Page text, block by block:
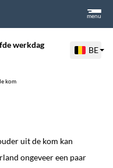
menu
werkdag
BE
kom
uit de kom kan
ongeveer een paar